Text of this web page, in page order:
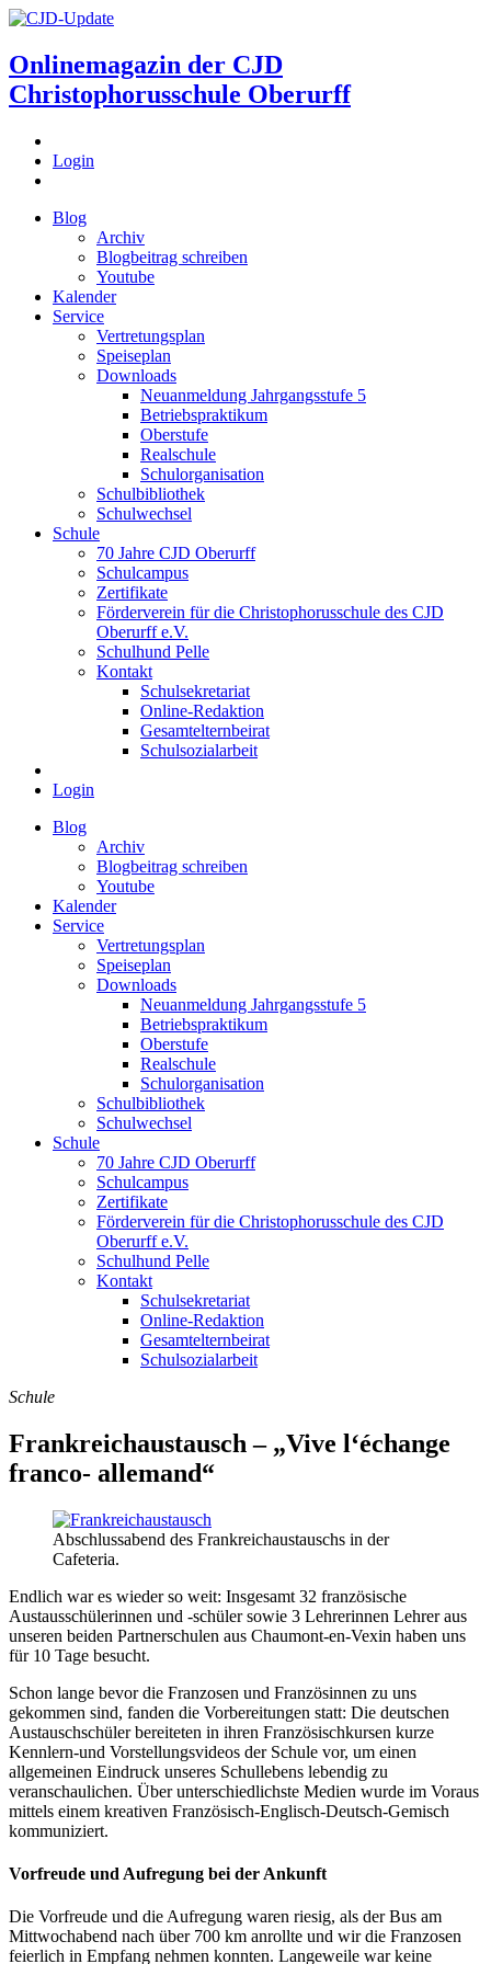
Onlinemagazin der CJD
Christophorusschule Oberurff
Login
Blog
Archiv
Blogbeitrag schreiben
Youtube
Kalender
Service
Vertretungsplan
Speiseplan
Downloads
Neuanmeldung Jahrgangsstufe 5
Betriebspraktikum
Oberstufe
Realschule
Schulorganisation
Schulbibliothek
Schulwechsel
Schule
70 Jahre CJD Oberurff
Schulcampus
Zertifikate
Förderverein für die Christophorusschule des CJD
Oberurff e.V.
Schulhund Pelle
Kontakt
Schulsekretariat
Online-Redaktion
Gesamtelternbeirat
Schulsozialarbeit
Login
Blog
Archiv
Blogbeitrag schreiben
Youtube
Kalender
Service
Vertretungsplan
Speiseplan
Downloads
Neuanmeldung Jahrgangsstufe 5
Betriebspraktikum
Oberstufe
Realschule
Schulorganisation
Schulbibliothek
Schulwechsel
Schule
70 Jahre CJD Oberurff
Schulcampus
Zertifikate
Förderverein für die Christophorusschule des CJD
Oberurff e.V.
Schulhund Pelle
Kontakt
Schulsekretariat
Online-Redaktion
Gesamtelternbeirat
Schulsozialarbeit
Schule
Frankreichaustausch – „Vive l‘échange
franco- allemand“
Abschlussabend des Frankreichaustauschs in der
Cafeteria.
Endlich war es wieder so weit: Insgesamt 32 französische
Austausschülerinnen und -schüler sowie 3 Lehrerinnen Lehrer aus
unseren beiden Partnerschulen aus Chaumont-en-Vexin haben uns
für 10 Tage besucht.
Schon lange bevor die Franzosen und Französinnen zu uns
gekommen sind, fanden die Vorbereitungen statt: Die deutschen
Austauschschüler bereiteten in ihren Französischkursen kurze
Kennlern-und Vorstellungsvideos der Schule vor, um einen
allgemeinen Eindruck unseres Schullebens lebendig zu
veranschaulichen. Über unterschiedlichste Medien wurde im Voraus
mittels einem kreativen Französisch-Englisch-Deutsch-Gemisch
kommuniziert.
Vorfreude und Aufregung bei der Ankunft
Die Vorfreude und die Aufregung waren riesig, als der Bus am
Mittwochabend nach über 700 km anrollte und wir die Franzosen
feierlich in Empfang nehmen konnten. Langeweile war keine